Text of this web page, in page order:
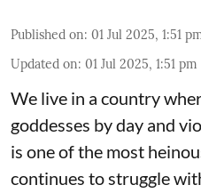
Published on: 01 Jul 2025, 1:51
Updated on: 01 Jul 2025, 1:51 pm
We live in a country
goddesses by day and
is one of the most
continues to struggle